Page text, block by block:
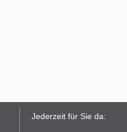
Jederzeit für Sie da: